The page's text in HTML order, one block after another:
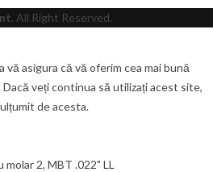
. All Right Reserved.
asigura că vă oferim cea mai bună
veți continua să utilizați acest site,
de acesta.
2, MBT .022" LL